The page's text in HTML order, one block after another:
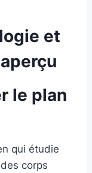
et
le plan
qui étudie
corps